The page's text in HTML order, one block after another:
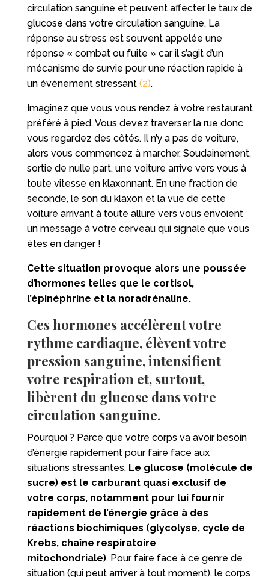
circulation sanguine et peuvent affecter le taux de
glucose dans votre circulation sanguine. La
réponse au stress est souvent appelée une
réponse « combat ou fuite » car il s’agit d’un
mécanisme de survie pour une réaction rapide à
un événement stressant (2).
Imaginez que vous vous rendez à votre restaurant
préféré à pied. Vous devez traverser la rue donc
vous regardez des côtés. Il n’y a pas de voiture,
alors vous commencez à marcher. Soudainement,
sortie de nulle part, une voiture arrive vers vous à
toute vitesse en klaxonnant. En une fraction de
seconde, le son du klaxon et la vue de cette
voiture arrivant à toute allure vers vous envoient
un message à votre cerveau qui signale que vous
êtes en danger !
Cette situation provoque alors une poussée
d’hormones telles que le cortisol,
l’épinéphrine et la noradrénaline.
Ces hormones accélèrent votre
rythme cardiaque, élèvent votre
pression sanguine, intensifient
votre respiration et, surtout,
libèrent du glucose dans votre
circulation sanguine.
Pourquoi ? Parce que votre corps va avoir besoin
d’énergie rapidement pour faire face aux
situations stressantes. Le glucose (molécule de
sucre) est le carburant quasi exclusif de
votre corps, notamment pour lui fournir
rapidement de l’énergie grâce à des
réactions biochimiques (glycolyse, cycle de
Krebs, chaîne respiratoire
mitochondriale). Pour faire face à ce genre de
situation (qui peut arriver à tout moment), le corps